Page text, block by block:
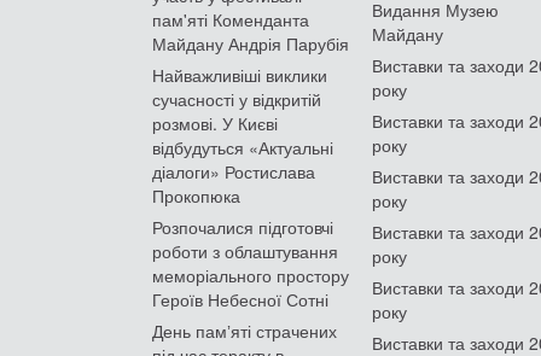
пам'яті Коменданта
Майдану Андрія Парубія
Найважливіші виклики
сучасності у відкритій
розмові. У Києві
відбудуться «Актуальні
діалоги» Ростислава
Прокопюка
Розпочалися підготовчі
роботи з облаштування
меморіального простору
Героїв Небесної Сотні
День памʼяті страчених
Видання Музею
Майдану
Виставки та заходи
року
Виставки та заходи
року
Виставки та заходи
року
Виставки та заходи
року
Виставки та заходи
року
Виставки та заходи